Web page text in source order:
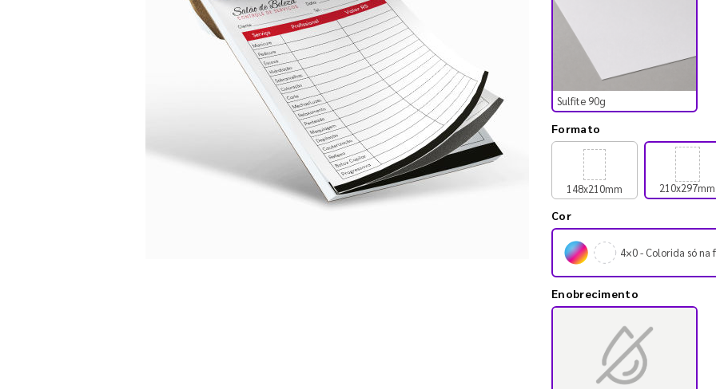
Sulfite 90g
Formato
148x210mm 210x297mm
Cor
4×0 - Colorida só na
Enobrecimento